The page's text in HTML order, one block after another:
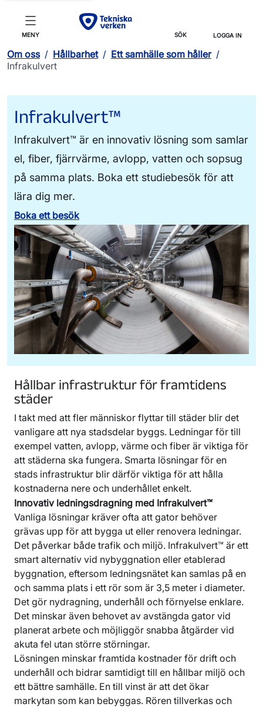
MENY SÖK LOGGA IN
Om oss / Hållbarhet / Ett samhälle som håller /
Infrakulvert
Infrakulvert™
Infrakulvert™ är en innovativ lösning som samlar
el, fiber, fjärrvärme, avlopp, vatten och sopsug
på samma plats. Boka ett studiebesök för att
lära dig mer.
Boka ett besök
Hållbar infrastruktur för framtidens
städer
I takt med att fler människor flyttar till städer blir det
vanligare att nya stadsdelar byggs. Ledningar för till
exempel vatten, avlopp, värme och fiber är viktiga för
att städerna ska fungera. Smarta lösningar för en
stads infrastruktur blir därför viktiga för att hålla
kostnaderna nere och underhållet enkelt.
Innovativ ledningsdragning med Infrakulvert™
Vanliga lösningar kräver ofta att gator behöver
grävas upp för att bygga ut eller renovera ledningar.
Det påverkar både trafik och miljö. Infrakulvert™ är ett
smart alternativ vid nybyggnation eller etablerad
byggnation, eftersom ledningsnätet kan samlas på en
och samma plats i ett rör som är 3,5 meter i diameter.
Det gör nydragning, underhåll och förnyelse enklare.
Det minskar även behovet av avstängda gator vid
planerat arbete och möjliggör snabba åtgärder vid
akuta fel utan större störningar.
Lösningen minskar framtida kostnader för drift och
underhåll och bidrar samtidigt till en hållbar miljö och
ett bättre samhälle. En till vinst är att det ökar
markytan som kan bebyggas. Rören tillverkas och